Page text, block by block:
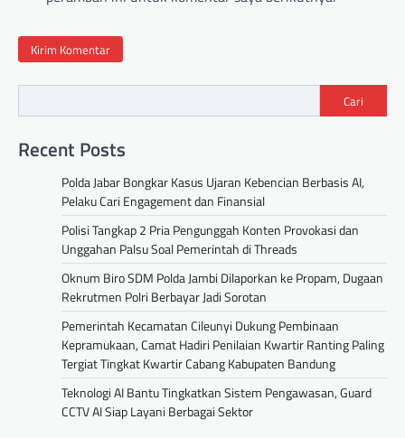
Cari
Recent Posts
Polda Jabar Bongkar Kasus Ujaran Kebencian Berbasis AI,
Pelaku Cari Engagement dan Finansial
Polisi Tangkap 2 Pria Pengunggah Konten Provokasi dan
Unggahan Palsu Soal Pemerintah di Threads
Oknum Biro SDM Polda Jambi Dilaporkan ke Propam, Dugaan
Rekrutmen Polri Berbayar Jadi Sorotan
Pemerintah Kecamatan Cileunyi Dukung Pembinaan
Kepramukaan, Camat Hadiri Penilaian Kwartir Ranting Paling
Tergiat Tingkat Kwartir Cabang Kabupaten Bandung
Teknologi AI Bantu Tingkatkan Sistem Pengawasan, Guard
CCTV AI Siap Layani Berbagai Sektor